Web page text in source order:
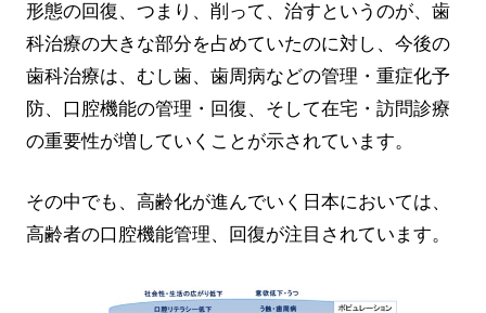
形態の回復、つまり、削って、治すというのが、歯
科治療の大きな部分を占めていたのに対し、今後の
歯科治療は、むし歯、歯周病などの管理・重症化予
防、口腔機能の管理・回復、そして在宅・訪問診療
の重要性が増していくことが示されています。
その中でも、高齢化が進んでいく日本においては、
高齢者の口腔機能管理、回復が注目されています。